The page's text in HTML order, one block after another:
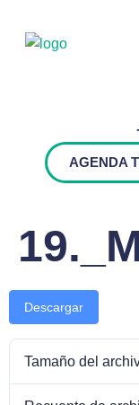
AGENDA
Descargar
Tamaño del